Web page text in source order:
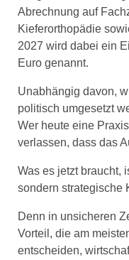
Abrechnung auf
Kieferorthopädie
2027 wird dabei ein
Euro genannt.
Unabhängig davon,
politisch umgesetzt
Wer heute eine
verlassen, dass das
Was es jetzt braucht,
sondern strategische
Denn in unsicheren
Vorteil, die am
entscheiden,